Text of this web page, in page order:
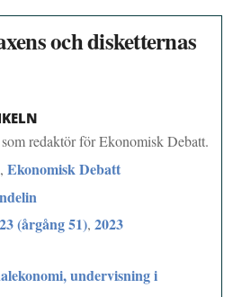
och disketternas
redaktör för Ekonomisk Debatt.
,Ekonomisk Debatt
(årgång 51),2023
undervisning i